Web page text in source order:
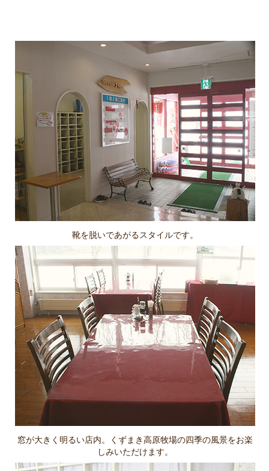
靴を脱いであがるスタイルです。
窓が大きく明るい店内。くずまき高原牧場の四季の風景をお楽
しみいただけます。